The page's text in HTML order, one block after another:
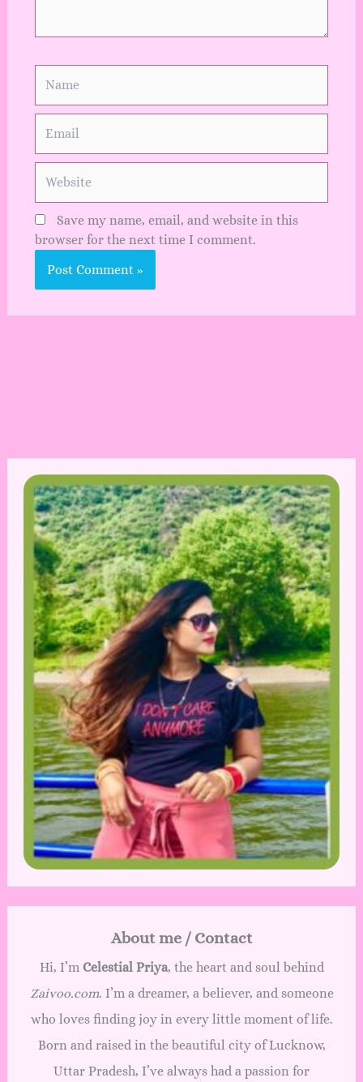
Save my name, email, and website in this
browser for the next time I comment.
About me / Contact
Hi, I’m Celestial Priya, the heart and soul behind
Zaivoo.com. I’m a dreamer, a believer, and someone
who loves finding joy in every little moment of life.
Born and raised in the beautiful city of Lucknow,
Uttar Pradesh, I’ve always had a passion for